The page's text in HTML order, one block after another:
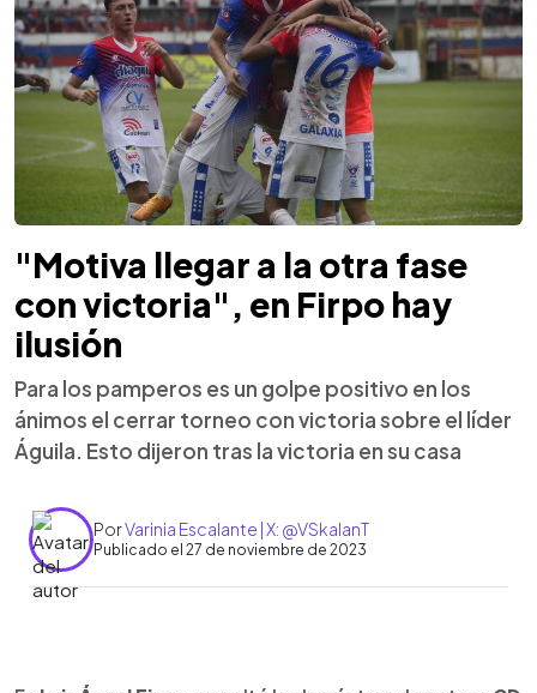
"Motiva llegar a la otra fase
con victoria", en Firpo hay
ilusión
Para los pamperos es un golpe positivo en los
ánimos el cerrar torneo con victoria sobre el líder
Águila. Esto dijeron tras la victoria en su casa
PorVarinia Escalante | X: @VSkalanT
Publicado el 27 de noviembre de 2023
►